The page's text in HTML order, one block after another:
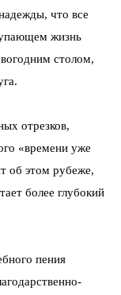
что все
жизнь
столом,
отрезков,
«времени уже
об этом рубеже,
более глубокий
пения